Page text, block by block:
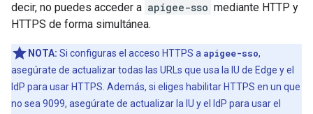
decir, no puedes acceder a apigee-sso mediante HTTP y
HTTPS de forma simultánea.
NOTA: Si configuras el acceso HTTPS a apigee-sso,
asegúrate de actualizar todas las URLs que usa la IU de Edge y el
IdP para usar HTTPS. Además, si eliges habilitar HTTPS en un que
no sea 9099, asegúrate de actualizar la IU y el IdP para usar el